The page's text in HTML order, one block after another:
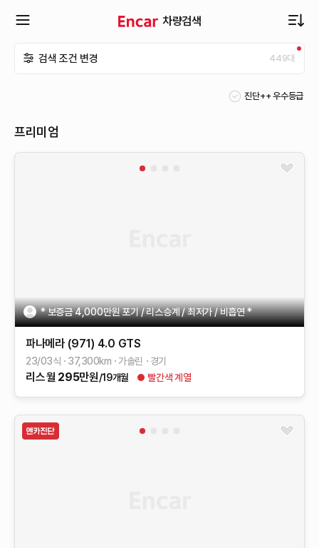
차량검색
뉴
검색 조건 변경 449대
진단++ 우수등급
프리미엄
* 보증금 4,000만원 포기 / 리스승계 / 최저가 / 비흡연 *
파나메라 (971) 4.0 GTS
23/03식 37,300km 가솔린 경기
리스월 295만원/19개월 빨간색 계열